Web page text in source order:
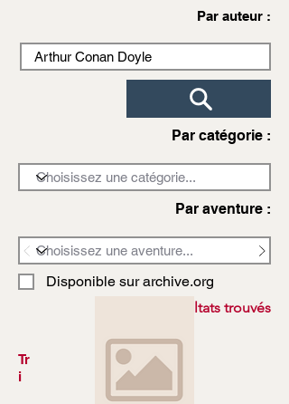
Par auteur :
Par catégorie :
Par aventure :
Disponible sur archive.org
3972 résultats trouvés
Tr
i